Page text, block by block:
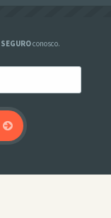
SEGUROconosco.